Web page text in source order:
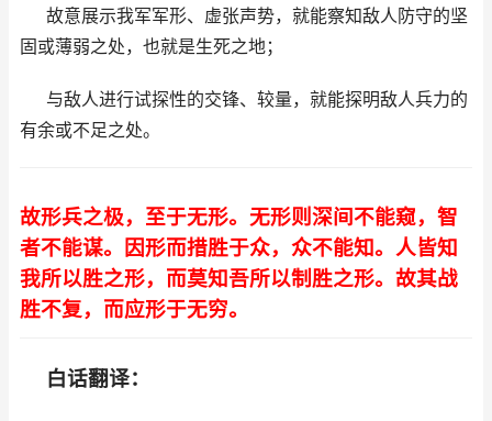
故意展示我军军形、虚张声势，就能察知敌人防守的坚
固或薄弱之处，也就是生死之地；
与敌人进行试探性的交锋、较量，就能探明敌人兵力的
有余或不足之处。
故形兵之极，至于无形。无形则深间不能窥，智
者不能谋。因形而措胜于众，众不能知。人皆知
我所以胜之形，而莫知吾所以制胜之形。故其战
胜不复，而应形于无穷。
白话翻译：